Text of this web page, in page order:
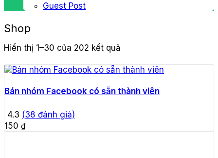
Guest Post
Shop
Hiển thị 1–30 của 202 kết quả
Bán nhóm Facebook có sẵn thành viên
4.3 (38 đánh giá)
150 ₫